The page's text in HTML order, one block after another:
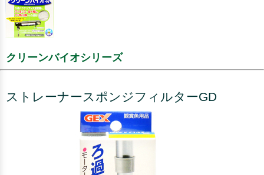
クリーンバイオシリーズ
ストレーナースポンジフィルターGD